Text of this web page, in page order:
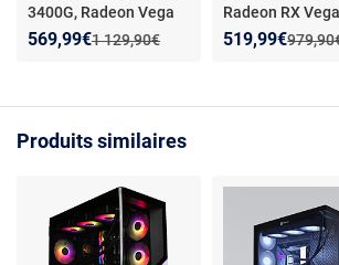
3400G, Radeon Vega
11, 16Go RAM, 512Go
Ancien prix :
1 129,90€
Nouveau prix :
569,99€
Réduction de :
Radeon RX
16Go RAM, 1To-
Ancien
Nouveau prix :
519,99€
Réduction de :
Produits similaires